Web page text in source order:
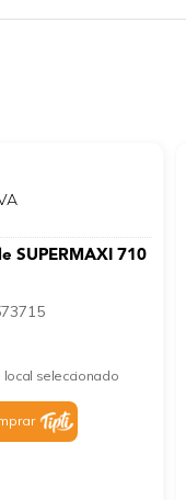
SUPERMAXI 710
local seleccionado